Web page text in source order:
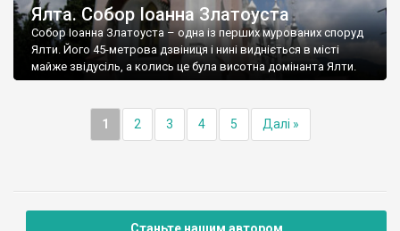
Ялта. Собор Іоанна Златоуста
Собор Іоанна Златоуста – одна із перших мурованих споруд
Ялти. Його 45-метрова дзвіниця і нині видніється в місті
майже звідусіль, а колись це була висотна домінанта Ялти.
1 2 3 4 5 Далі »
Станьте нашим автором